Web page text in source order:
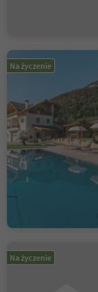
Na życzenie
Na życzenie